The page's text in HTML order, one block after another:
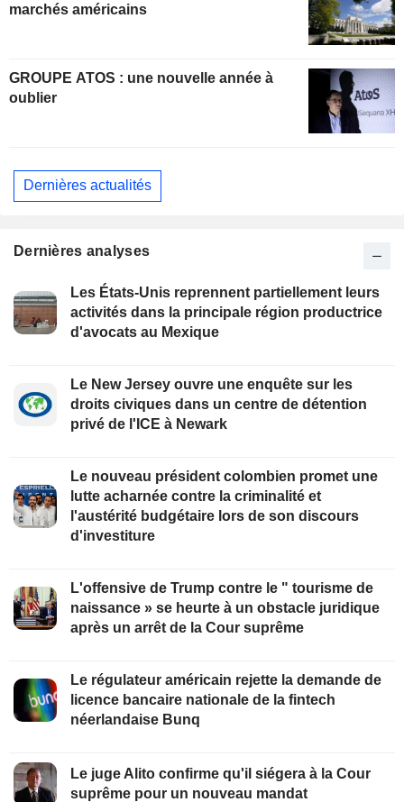
marchés américains
GROUPE ATOS : une nouvelle année à
oublier
Dernières actualités
Dernières analyses
Les États-Unis reprennent partiellement leurs
activités dans la principale région productrice
d'avocats au Mexique
Le New Jersey ouvre une enquête sur les
droits civiques dans un centre de détention
privé de l'ICE à Newark
Le nouveau président colombien promet une
lutte acharnée contre la criminalité et
l'austérité budgétaire lors de son discours
d'investiture
L'offensive de Trump contre le " tourisme de
naissance » se heurte à un obstacle juridique
après un arrêt de la Cour suprême
Le régulateur américain rejette la demande de
licence bancaire nationale de la fintech
néerlandaise Bunq
Le juge Alito confirme qu'il siégera à la Cour
suprême pour un nouveau mandat